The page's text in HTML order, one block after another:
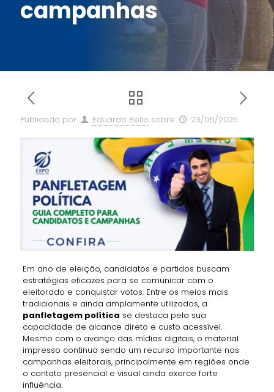
campanhas
Publicado por Eduardo Bello sobre 23/06/2025
Em ano de eleição, candidatos e partidos buscam
estratégias eficazes para se comunicar com o
eleitorado e conquistar votos. Entre os meios mais
tradicionais e ainda amplamente utilizados, a
panfletagem política se destaca pela sua
capacidade de alcance direto e custo acessível.
Mesmo com o avanço das mídias digitais, o material
impresso continua sendo um recurso importante nas
campanhas eleitorais, principalmente em regiões onde
o contato presencial e visual ainda exerce forte
influência.